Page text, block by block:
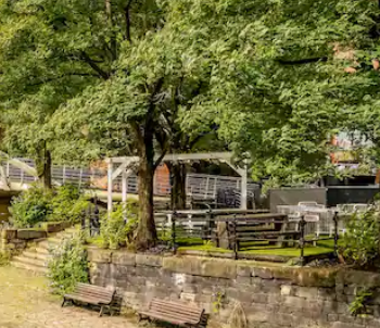
a dolů, dotykem nebo přejetím prstem.